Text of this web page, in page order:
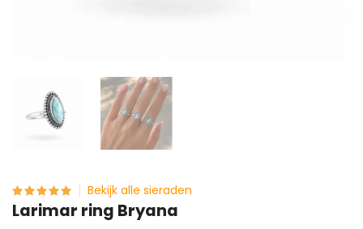
Bekijk alle sieraden
Larimar ring Bryana